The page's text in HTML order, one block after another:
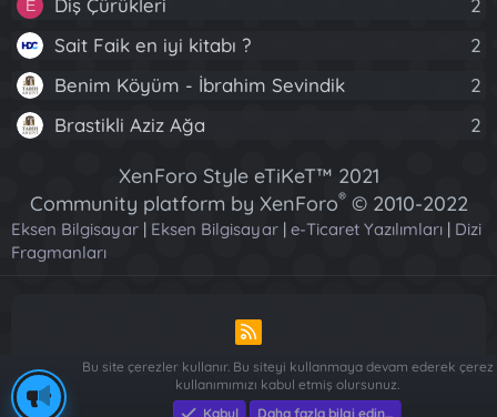
E Diş Çürükleri
2
Sait Faik en iyi kitabı ?
2
Benim Köyüm - İbrahim Sevindik
2
Brastikli Aziz Ağa
2
XenForo Style eTiKeT™ 2021
Community platform by XenForo® © 2010-2022
XenForo Ltd.
[XGT] Forum statistics system
Eksen Bilgisayar | Eksen Bilgisayar | e-Ticaret Yazılımları | Dizi
Fragmanları
R
S
Piese Auto Dacia Arges-Piese Auto Dacia Arges-Renault ve
Bu site çerezler kullanır. Bu siteyi kullanmaya devam ederek çerez
kullanımımızı kabul etmiş olursunuz.
Kabul
Daha fazla bilgi edin…